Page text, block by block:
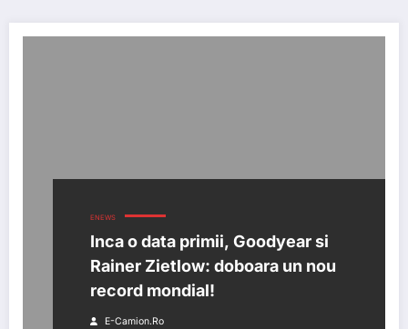
ENEWS
Inca o data primii, Goodyear si
Rainer Zietlow: doboara un nou
record mondial!
E-Camion.ro